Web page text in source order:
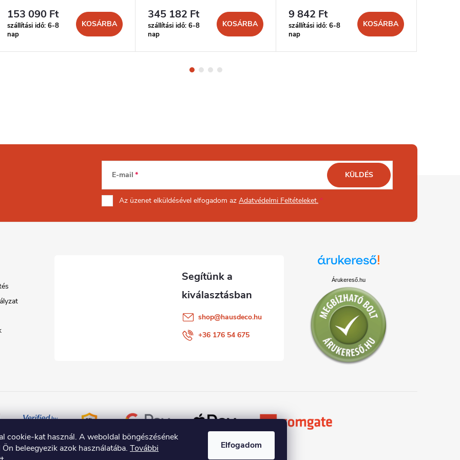
cookie-kat használ. A weboldal böngészésének
beleegyezik azok használatába. További
Elfogadom
153 090 Ft
szállítási idő: 6-8
nap
KOSÁRBA
345 182 Ft
szállítási idő: 6-8
nap
KOSÁRBA
9 842 Ft
szállítási idő: 6-8
nap
KOSÁRBA
E-mail
Az üzenet elküldésével elfogadom az Adatvédelmi Feltételeket.
KÜLDÉS
shop@hausdeco.hu
+36 176 54 675
Árukereső.hu